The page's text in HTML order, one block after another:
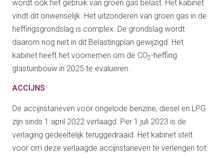
wordt ook het gebruik van groen gas belast. Het kabinet
vindt dit onwenselijk. Het uitzonderen van groen gas in de
heffingsgrondslag is complex. De grondslag wordt
daarom nog niet in dit Belastingplan gewijzigd. Het
kabinet heeft het voornemen om de CO2-heffing
glastuinbouw in 2025 te evalueren.
ACCIJNS
De accijnstarieven voor ongelode benzine, diesel en LPG
zijn sinds 1 april 2022 verlaagd. Per 1 juli 2023 is de
verlaging gedeeltelijk teruggedraaid. Het kabinet stelt
voor om deze verlaagde accijnstarieven te verlengen tot